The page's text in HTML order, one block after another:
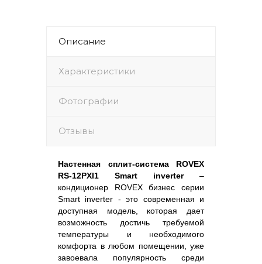
Описание
Характеристики
Фотографии
Отзывы
Настенная сплит-система ROVEX
RS-12PXI1 Smart inverter
–
кондиционер ROVEX бизнес серии
Smart inverter - это современная и
доступная модель, которая дает
возможность достичь требуемой
температуры и необходимого
комфорта в любом помещении, уже
завоевала популярность среди